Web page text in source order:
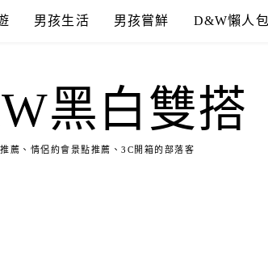
男孩生活 男孩嘗鮮 D&W懶人
黑白雙搭
薦、情侶約會景點推薦、3C開箱的部落客